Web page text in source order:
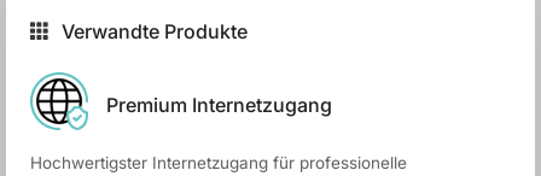
Verwandte Produkte
Premium Internetzugang
Hochwertigster Internetzugang für professionelle